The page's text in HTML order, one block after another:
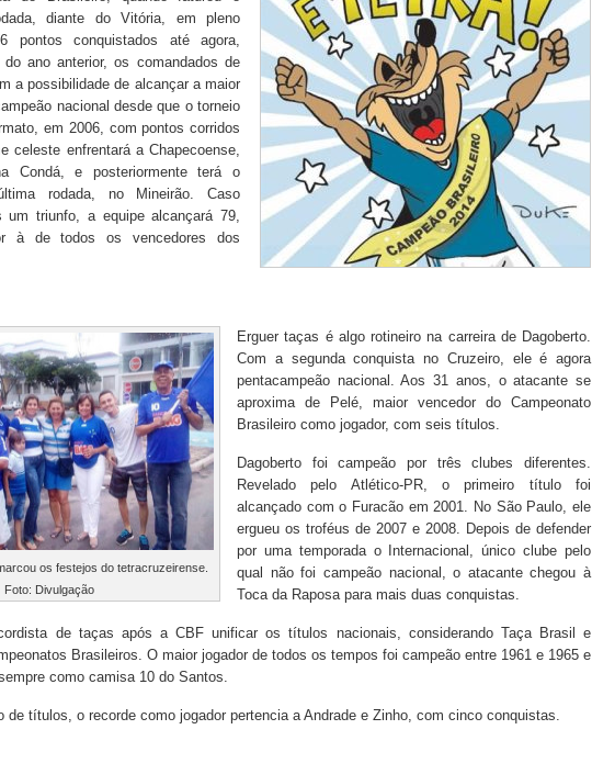
diante do Vitória, em pleno
pontos conquistados até agora,
ano anterior, os comandados de
a possibilidade de alcançar a maior
nacional desde que o torneio
em 2006, com pontos corridos
celeste enfrentará a Chapecoense,
Condá, e posteriormente terá o
rodada, no Mineirão. Caso
um triunfo, a equipe alcançará 79,
à de todos os vencedores dos
os festejos do tetracruzeirense.
Foto: Divulgação
Erguer taças é algo rotineiro na carreira de Dagoberto.
Com a segunda conquista no Cruzeiro, ele é agora
pentacampeão nacional. Aos 31 anos, o atacante se
aproxima de Pelé, maior vencedor do Campeonato
Brasileiro como jogador, com seis títulos.
Dagoberto foi campeão por três clubes diferentes.
Revelado pelo Atlético-PR, o primeiro título foi
alcançado com o Furacão em 2001. No São Paulo, ele
ergueu os troféus de 2007 e 2008. Depois de defender
por uma temporada o Internacional, único clube pelo
qual não foi campeão nacional, o atacante chegou à
Toca da Raposa para mais duas conquistas.
de taças após a CBF unificar os títulos nacionais, considerando Taça Brasil e
Brasileiros. O maior jogador de todos os tempos foi campeão entre 1961 e 1965 e
como camisa 10 do Santos.
de títulos, o recorde como jogador pertencia a Andrade e Zinho, com cinco conquistas.